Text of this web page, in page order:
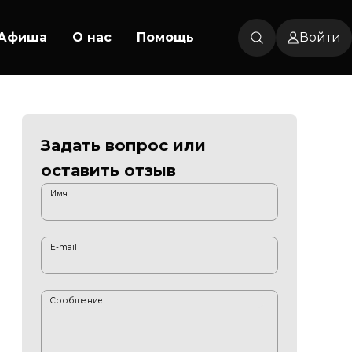
О нас Помощь Войти
Задать вопрос или
оставить отзыв
Имя
E-mail
Сообщение